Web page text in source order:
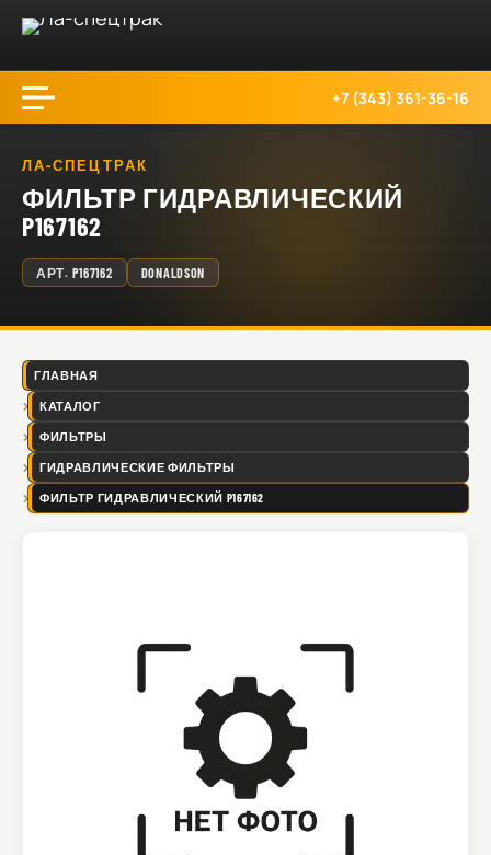
+7 (343) 361-36-16
ЛА-СПЕЦТРАК
ФИЛЬТР ГИДРАВЛИЧЕСКИЙ
P167162
АРТ. P167162 DONALDSON
ГЛАВНАЯ
КАТАЛОГ
ФИЛЬТРЫ
ГИДРАВЛИЧЕСКИЕ ФИЛЬТРЫ
ФИЛЬТР ГИДРАВЛИЧЕСКИЙ P167162